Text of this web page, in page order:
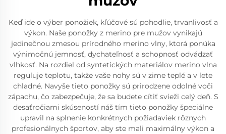
Keď ide o výber ponožiek, kľúčové sú pohodlie, trvanlivosť a
výkon. Naše ponožky z merino pre mužov vynikajú
jedinečnou zmesou prírodného merino vlny, ktorá ponúka
výnimočnú jemnosť, dychateľnosť a schopnosť odvádzať
vlhkosť. Na rozdiel od syntetických materiálov merino vlna
reguluje teplotu, takže vaše nohy sú v zime teplé a v lete
chladné. Navyše tieto ponožky sú prirodzene odolné voči
zápachu, čo zabezpečuje, že sa budete cítiť svieži celý deň. S
desaťročiami skúseností náš tím tieto ponožky špeciálne
upravil na splnenie konkrétnych požiadaviek rôznych
profesionálnych športov, aby ste mali maximálny výkon a